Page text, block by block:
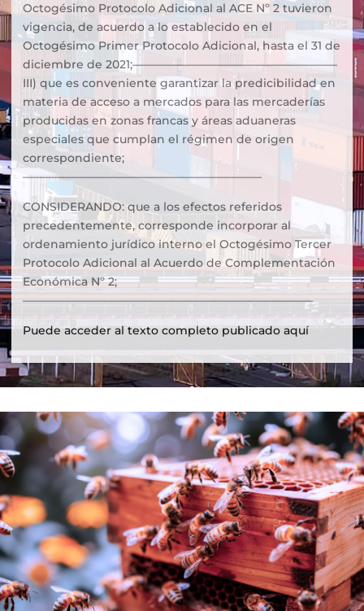
Octogésimo Protocolo Adicional al ACE Nº 2 tuvieron
vigencia, de acuerdo a lo establecido en el
Octogésimo Primer Protocolo Adicional, hasta el 31 de
diciembre de 2021;——————————————————
III) que es conveniente garantizar la predicibilidad en
materia de acceso a mercados para las mercaderías
producidas en zonas francas y áreas aduaneras
especiales que cumplan el régimen de origen
correspondiente;
—————————————————————
CONSIDERANDO: que a los efectos referidos
precedentemente, corresponde incorporar al
ordenamiento jurídico interno el Octogésimo Tercer
Protocolo Adicional al Acuerdo de Complementación
Económica Nº 2;
—————————————————————————–
Puede acceder al texto completo publicado aquí